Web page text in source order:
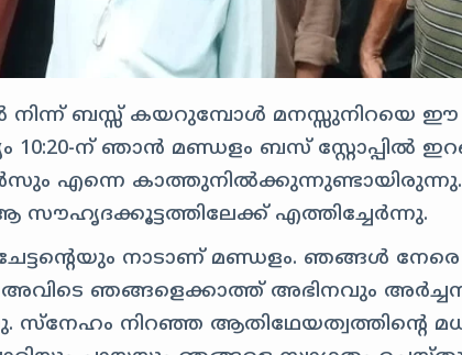
നിന്ന് ബസ്സ് കയറുമ്പോൾ മനസ്സുനിറയെ
ന് ഞാൻ മണ്ഡളം ബസ് സ്റ്റോപ്പിൽ
എന്നെ
എത്തിച്ചേർന്നു.
നാടാണ് മണ്ഡളം. ഞങ്ങൾ
അവിടെ ഞങ്ങളെക്കാത്ത് അഭിനവും
സ്നേഹം നിറഞ്ഞ ആതിഥേയത്വത്തിന്റെ